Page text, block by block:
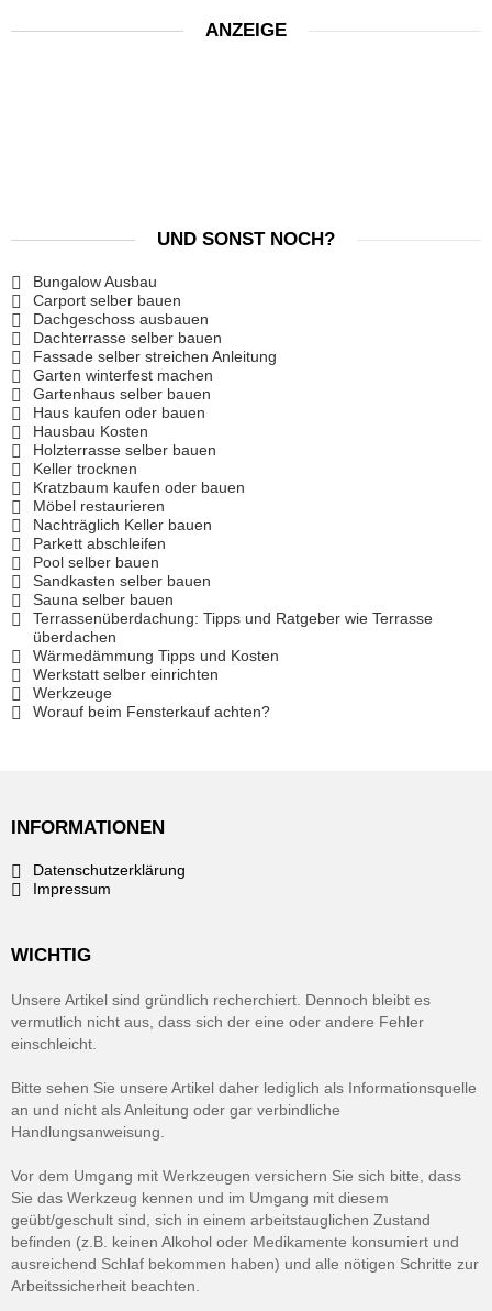
ANZEIGE
UND SONST NOCH?
Bungalow Ausbau
Carport selber bauen
Dachgeschoss ausbauen
Dachterrasse selber bauen
Fassade selber streichen Anleitung
Garten winterfest machen
Gartenhaus selber bauen
Haus kaufen oder bauen
Hausbau Kosten
Holzterrasse selber bauen
Keller trocknen
Kratzbaum kaufen oder bauen
Möbel restaurieren
Nachträglich Keller bauen
Parkett abschleifen
Pool selber bauen
Sandkasten selber bauen
Sauna selber bauen
Terrassenüberdachung: Tipps und Ratgeber wie Terrasse
überdachen
Wärmedämmung Tipps und Kosten
Werkstatt selber einrichten
Werkzeuge
Worauf beim Fensterkauf achten?
INFORMATIONEN
Datenschutzerklärung
Impressum
WICHTIG
Unsere Artikel sind gründlich recherchiert. Dennoch bleibt es
vermutlich nicht aus, dass sich der eine oder andere Fehler
einschleicht.
Bitte sehen Sie unsere Artikel daher lediglich als Informationsquelle
an und nicht als Anleitung oder gar verbindliche
Handlungsanweisung.
Vor dem Umgang mit Werkzeugen versichern Sie sich bitte, dass
Sie das Werkzeug kennen und im Umgang mit diesem
geübt/geschult sind, sich in einem arbeitstauglichen Zustand
befinden (z.B. keinen Alkohol oder Medikamente konsumiert und
ausreichend Schlaf bekommen haben) und alle nötigen Schritte zur
Arbeitssicherheit beachten.